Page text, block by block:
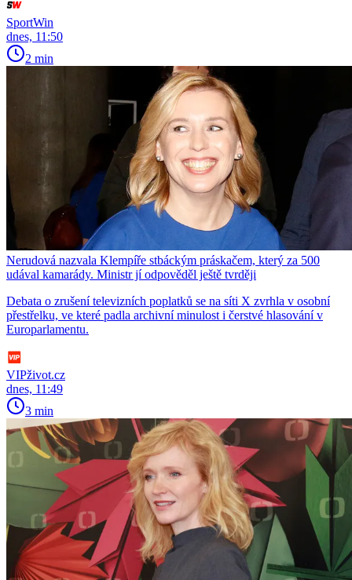
SportWin
dnes, 11:50
2 min
Nerudová nazvala Klempíře stbáckým práskačem, který za 500
udával kamarády. Ministr jí odpověděl ještě tvrději
Debata o zrušení televizních poplatků se na síti X zvrhla v osobní
přestřelku, ve které padla archivní minulost i čerstvé hlasování v
Europarlamentu.
VIPživot.cz
dnes, 11:49
3 min